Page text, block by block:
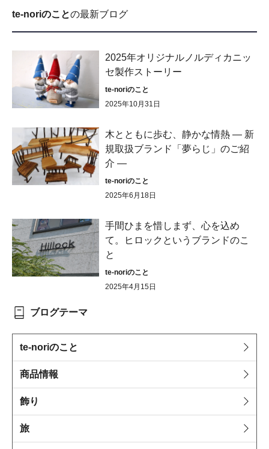
te-noriのことの最新ブログ
2025年オリジナルノルディカニッ
セ製作ストーリー
te-noriのこと
2025年10月31日
木とともに歩む、静かな情熱 ― 新
規取扱ブランド「夢らじ」のご紹
介 ―
te-noriのこと
2025年6月18日
手間ひまを惜しまず、心を込め
て。ヒロックというブランドのこ
と
te-noriのこと
2025年4月15日
ブログテーマ
te-noriのこと
商品情報
飾り
旅